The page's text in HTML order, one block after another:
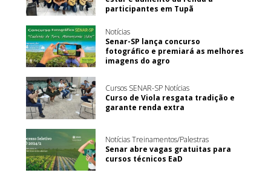
participantes em Tupã
Notícias
Senar-SP lança concurso
fotográfico e premiará as melhores
imagens do agro
Cursos SENAR-SP Notícias
Curso de Viola resgata tradição e
garante renda extra
Notícias Treinamentos/Palestras
Senar abre vagas gratuitas para
cursos técnicos EaD